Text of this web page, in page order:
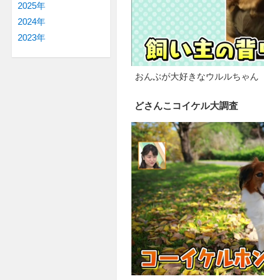
おんぶが大好きなウルルちゃん
どさんこコイケル大調査
2025年
2024年
2023年